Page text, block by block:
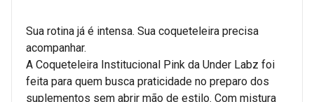
Sua rotina já é intensa. Sua coqueteleira precisa
acompanhar.
A Coqueteleira Institucional Pink da Under Labz foi
feita para quem busca praticidade no preparo dos
suplementos sem abrir mão de estilo. Com mistura